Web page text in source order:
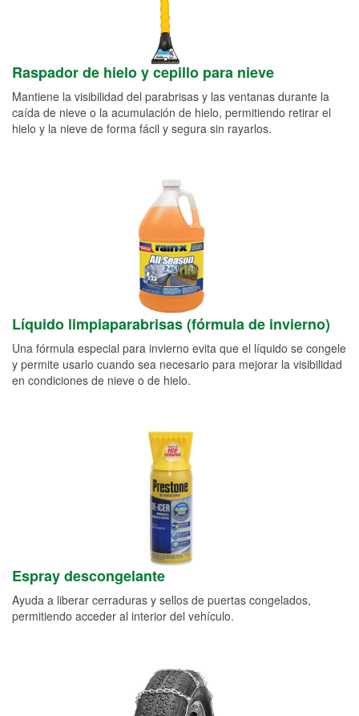
Raspador de hielo y cepillo para nieve
Mantiene la visibilidad del parabrisas y las ventanas durante la
caída de nieve o la acumulación de hielo, permitiendo retirar el
hielo y la nieve de forma fácil y segura sin rayarlos.
Líquido limpiaparabrisas (fórmula de invierno)
Una fórmula especial para invierno evita que el líquido se congele
y permite usarlo cuando sea necesario para mejorar la visibilidad
en condiciones de nieve o de hielo.
Espray descongelante
Ayuda a liberar cerraduras y sellos de puertas congelados,
permitiendo acceder al interior del vehículo.